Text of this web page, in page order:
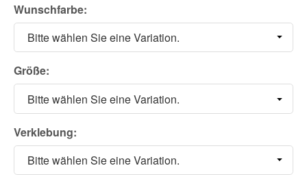
Wunschfarbe:
Bitte wählen Sie eine Variation.
Größe:
Bitte wählen Sie eine Variation.
Verklebung:
Bitte wählen Sie eine Variation.